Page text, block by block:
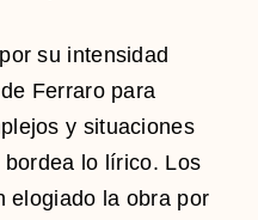
su intensidad
Ferraro para
y situaciones
lo lírico. Los
elogiado la obra por